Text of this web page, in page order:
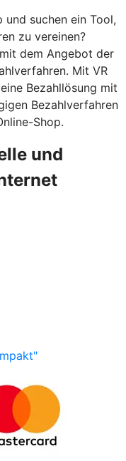
und suchen ein Tool,
zu vereinen?
dem Angebot der
Mit VR
Bezahllösung mit
Bezahlverfahren
Shop.
und